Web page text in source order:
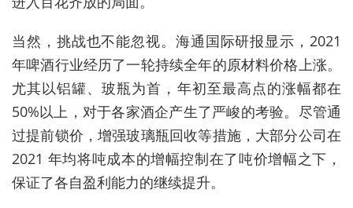
当然，挑战也不能忽视。海通国际研报显示，2021
年啤酒行业经历了一轮持续全年的原材料价格上涨。
尤其以铝罐、玻瓶为首，年初至最高点的涨幅都在
50%以上，对于各家酒企产生了严峻的考验。尽管通
过提前锁价，增强玻璃瓶回收等措施，大部分公司在
2021 年均将吨成本的增幅控制在了吨价增幅之下，
保证了各自盈利能力的继续提升。